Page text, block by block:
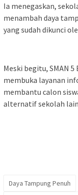
Ia menegaskan,
menambah daya
yang sudah dikunci
Meski begitu, SMAN
membuka layanan
membantu calon
alternatif sekolah
Daya Tampung Penuh